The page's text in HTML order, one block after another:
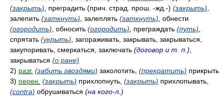
(закрыть) , преградить (прич. страд. прош. -жд.-) (закрыть)
залепить (заткнуть) , залеплять (заткнуть) , обнести
(огородить) , обносить (огородить) , преграждать (путь)
спрятать (укрыть) , загораживать, закрывать, закрываться,
закупоривать, смеркаться, заключать (договор и т. п.)
закрываться (о ране)
2) разг. (забить гвоздями) заколотить, (прекратить) прикрыть
3) перен. (закрыть) прихлопнуть, (закрыть) прихлопывать,
(contra) обрушиваться (на кого-л.)